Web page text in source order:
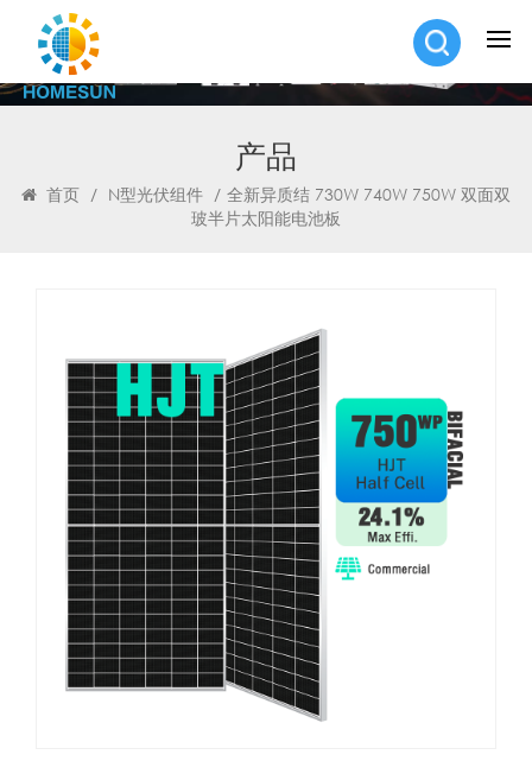
产品
首页 / N型光伏组件 / 全新异质结 730W 740W 750W 双面双
玻半片太阳能电池板